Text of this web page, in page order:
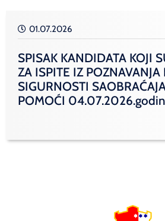
01.07.2026
SPISAK KANDIDATA KOJI
ZA ISPITE IZ
SIGURNOSTI
POMOĆI